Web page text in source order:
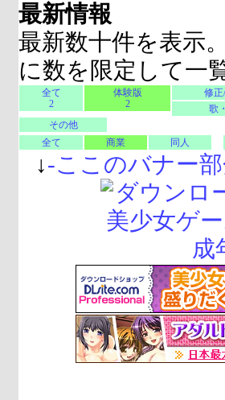
最新情報
最新数十件を表示
に数を限定して一
全て
2
体験版
2
修正
歌
その他
全て
商業 同人
↓-ここのバナー